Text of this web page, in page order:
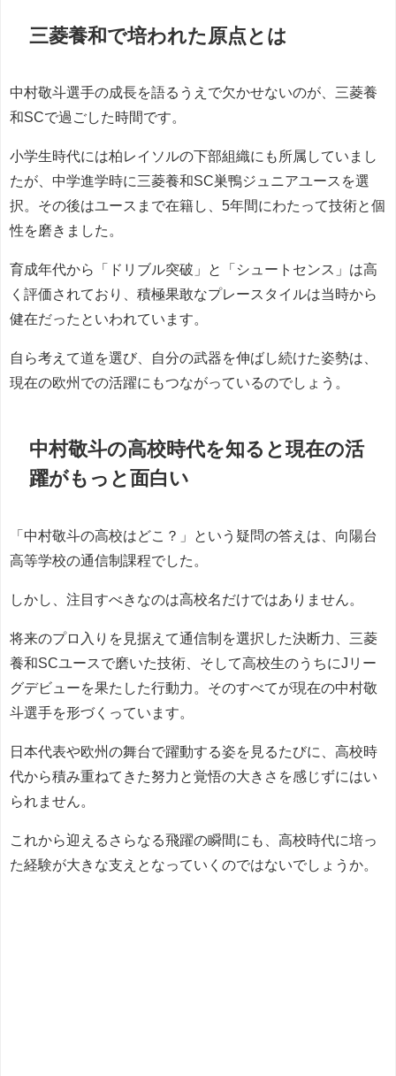
三菱養和で培われた原点とは
中村敬斗選手の成長を語るうえで欠かせないのが、三菱養
和SCで過ごした時間です。
小学生時代には柏レイソルの下部組織にも所属していまし
たが、中学進学時に三菱養和SC巣鴨ジュニアユースを選
択。その後はユースまで在籍し、5年間にわたって技術と個
性を磨きました。
育成年代から「ドリブル突破」と「シュートセンス」は高
く評価されており、積極果敢なプレースタイルは当時から
健在だったといわれています。
自ら考えて道を選び、自分の武器を伸ばし続けた姿勢は、
現在の欧州での活躍にもつながっているのでしょう。
中村敬斗の高校時代を知ると現在の活
躍がもっと面白い
「中村敬斗の高校はどこ？」という疑問の答えは、向陽台
高等学校の通信制課程でした。
しかし、注目すべきなのは高校名だけではありません。
将来のプロ入りを見据えて通信制を選択した決断力、三菱
養和SCユースで磨いた技術、そして高校生のうちにJリー
グデビューを果たした行動力。そのすべてが現在の中村敬
斗選手を形づくっています。
日本代表や欧州の舞台で躍動する姿を見るたびに、高校時
代から積み重ねてきた努力と覚悟の大きさを感じずにはい
られません。
これから迎えるさらなる飛躍の瞬間にも、高校時代に培っ
た経験が大きな支えとなっていくのではないでしょうか。